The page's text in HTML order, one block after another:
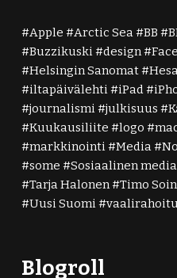
Apple Arctic Sea BB
Buzzikuski
design
Helsingin Sanomat
iltapäivälehti
iPad
journalismi
julkisuus
Kuukausiliite
logo
markkinointi
Media
some
Sosiaalinen media
Tarja Halonen
Timo
Uusi Suomi
Blogroll